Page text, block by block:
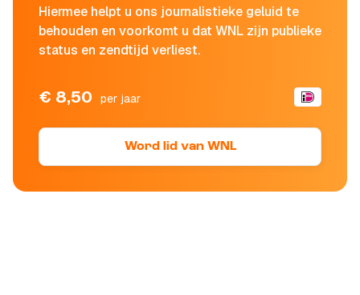
Hiermee helpt u ons journalistieke geluid te
behouden en voorkomt u dat WNL zijn publieke
status en zendtijd verliest.
€ 8,50 per jaar
Word lid van WNL